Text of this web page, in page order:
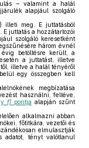
– valamint a halál
alapjául szolgáló
illeti meg. E juttatásból
juttatás a hozzátartozói
szolgáló keresetként
három évnél
betöltésre került, a
a juttatást, illetve
illetve a halál tényéről
egy összegben kell
megbízatása
használni, feltéve,
f) pontja alapján szűnt
alkalmazni abban
főtitkára, vezetői és
elmulasztják
adatot, tényt valótlanul